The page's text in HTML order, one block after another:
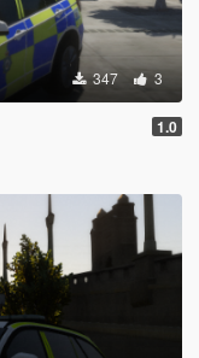
347 3
1.0